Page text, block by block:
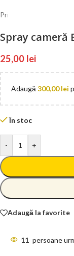
Prima pagină
Spray cameră
25,00 lei
Adaugă 300,00lei
În stoc
- +
Adaugă la favorite
11 persoane